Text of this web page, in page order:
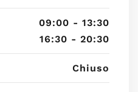
09:00 - 13:30
16:30 - 20:30
Chiuso